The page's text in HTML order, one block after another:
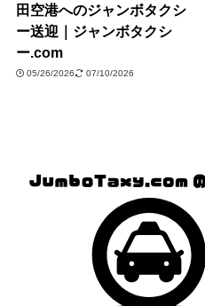
田空港へのジャンボタクシ
ー送迎｜ジャンボタクシ
ー.com
05/26/2026 07/10/2026